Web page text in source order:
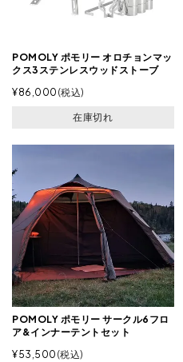
POMOLY ポモリー オロチョンマッ
クス3ステンレスウッドストーブ
¥86,000 税込
在庫切れ
POMOLY ポモリー サークル6フロ
ア&インナーテントセット
¥53,500 税込